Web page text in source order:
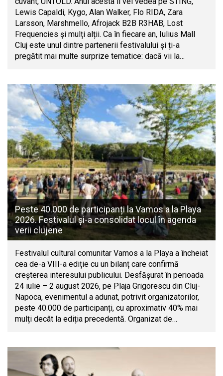
Lewis Capaldi, Kygo, Alan Walker, Flo RIDA, Zara
Larsson, Marshmello, Afrojack B2B R3HAB, Lost
Frequencies și mulți alții. Ca în fiecare an, Iulius Mall
Cluj este unul dintre partenerii festivalului și ți-a
pregătit mai multe surprize tematice: dacă vii la…
Peste 40.000 de participanți la Vamos a la Playa
2026. Festivalul și-a consolidat locul în agenda
verii clujene
Festivalul cultural comunitar Vamos a la Playa a încheiat
cea de-a VIII-a ediție cu un bilanț care confirmă
creșterea interesului publicului. Desfășurat în perioada
24 iulie – 2 august 2026, pe Plaja Grigorescu din Cluj-
Napoca, evenimentul a adunat, potrivit organizatorilor,
peste 40.000 de participanți, cu aproximativ 40% mai
mulți decât la ediția precedentă. Organizat de…